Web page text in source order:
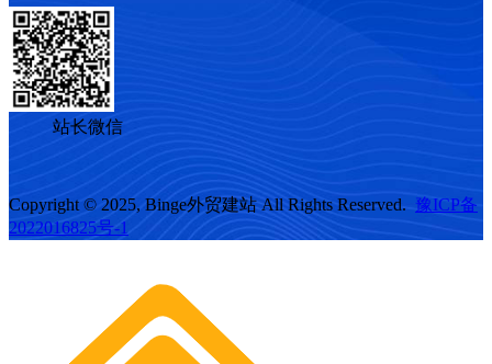
站长微信
Copyright © 2025, Binge外贸建站 All Rights Reserved. 豫ICP备
2022016825号-1